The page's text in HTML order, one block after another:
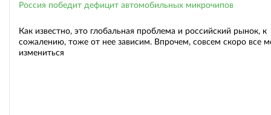
Россия победит дефицит автомобильных микрочипов
Как известно, это глобальная проблема и российский рынок, к
сожалению, тоже от нее зависим. Впрочем, совсем скоро все
измениться